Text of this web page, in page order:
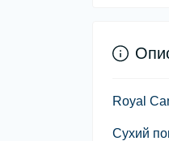
Royal
Сухий